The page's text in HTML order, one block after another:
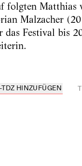
folgten Matthias
Malzacher
Festival bis
HINZUFÜGEN